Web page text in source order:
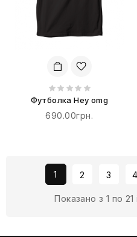
Футболка Hey omg
690.00грн.
1 2 3 4
Показано з 1 по 21